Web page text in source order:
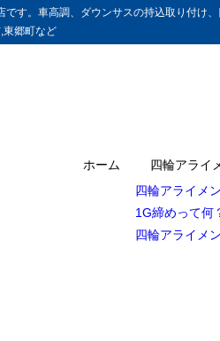
です。車高調、ダウンサスの持込取り付け
東郷町など
ホーム
四輪アライ
四輪アライメ
1G締めって何
四輪アライメ